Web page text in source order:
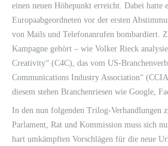
einen neuen Höhepunkt erreicht. Dabei hatte
Europaabgeordneten vor der ersten
von Mails und Telefonanrufen bombardiert.
Kampagne gehört – wie Volker Rieck
Creativity“ (C4C), das vom US-
Communications Industry Association“
diesem stehen Branchenriesen wie Google,
In den nun folgenden Trilog-Verhandlungen
Parlament, Rat und Kommission muss sich
hart umkämpften Vorschlägen für die neue